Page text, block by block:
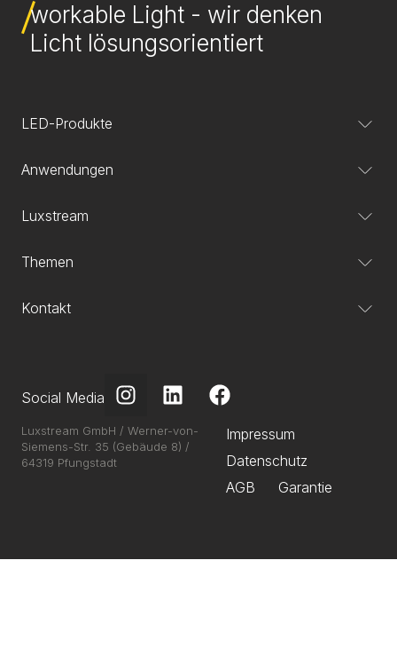
workable Light - wir denken
Licht lösungsorientiert
LED-Produkte
Anwendungen
Luxstream
Themen
Kontakt
Social Media
Luxstream GmbH / Werner-von-
Siemens-Str. 35 (Gebäude 8) /
64319 Pfungstadt
Impressum
Datenschutz
AGB
Garantie